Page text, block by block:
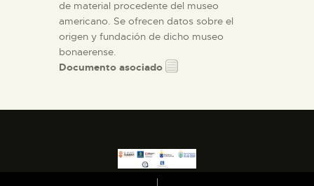
de material procedente del museo
americano. Se ofrecen datos sobre el
origen y fundación de dicho museo
bonaerense.
Documento asociado